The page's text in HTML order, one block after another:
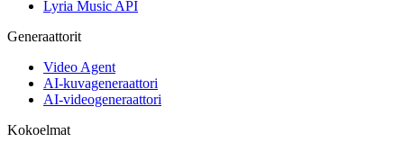
Lyria Music API
Generaattorit
Video Agent
AI-kuvageneraattori
AI-videogeneraattori
Kokoelmat